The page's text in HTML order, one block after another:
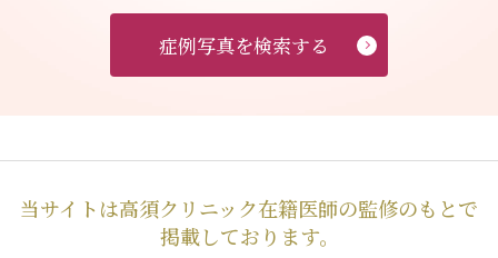
症例写真を検索する
当サイトは高須クリニック在籍医師の監修のもとで
掲載しております。